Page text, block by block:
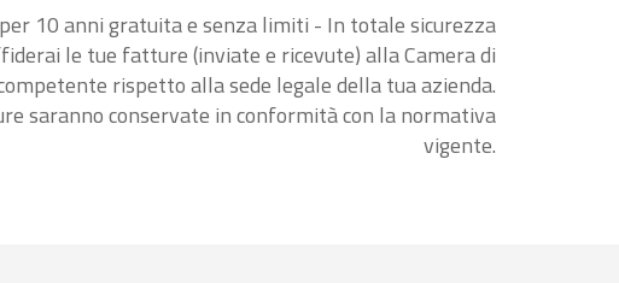
10 anni gratuita e senza limiti - In totale sicurezza
le tue fatture (inviate e ricevute) alla Camera di
rispetto alla sede legale della tua azienda.
saranno conservate in conformità con la normativa
vigente.